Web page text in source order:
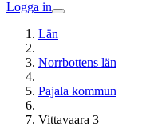
Logga in
Län
Norrbottens län
Pajala kommun
Vittavaara 3